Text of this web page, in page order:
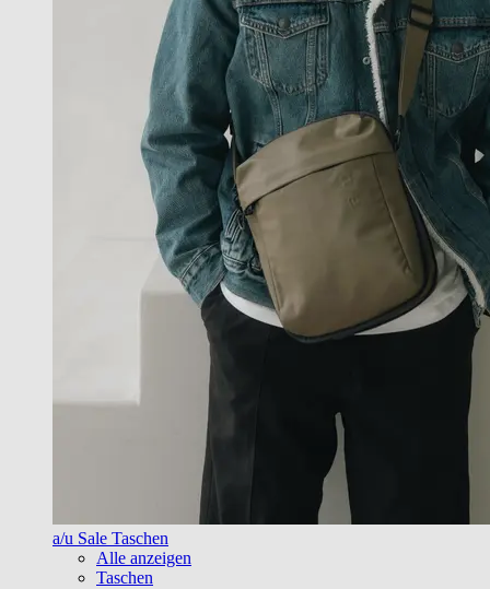
a/u Sale Taschen
Alle anzeigen
Taschen